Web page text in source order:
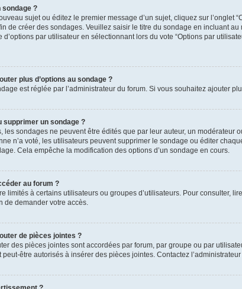
sondage ?
sujet ou éditez le premier message d’un sujet, cliquez sur l’onglet
de créer des sondages. Veuillez saisir le titre du sondage en incluant
par utilisateur en sélectionnant lors du vote “Options par
plus d’options au sondage ?
est réglée par l’administrateur du forum. Si vous souhaitez ajouter
supprimer un sondage ?
les sondages ne peuvent être édités que par leur auteur, un
n’a voté, les utilisateurs peuvent supprimer le sondage ou éditer
Cela empêche la modification des options d’un sondage en cours.
au forum ?
limités à certains utilisateurs ou groupes d’utilisateurs. Pour consulter,
de demander votre accès.
de pièces jointes ?
des pièces jointes sont accordées par forum, par groupe ou par
être autorisés à insérer des pièces jointes. Contactez